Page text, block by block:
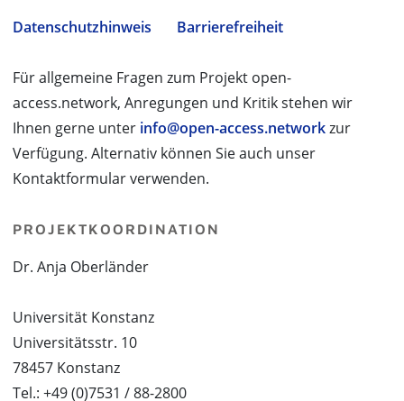
Datenschutzhinweis
Barrierefreiheit
Für allgemeine Fragen zum Projekt open-
access.network, Anregungen und Kritik stehen wir
Ihnen gerne unter info@open-access.networkzur
Verfügung. Alternativ können Sie auch unser
Kontaktformular verwenden.
PROJEKTKOORDINATION
Dr. Anja Oberländer
Universität Konstanz
Universitätsstr. 10
78457 Konstanz
Tel.: +49 (0)7531 / 88-2800